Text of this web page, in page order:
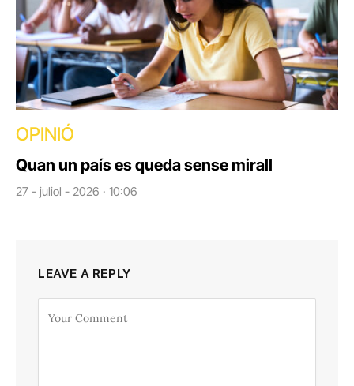
OPINIÓ
Quan un país es queda sense mirall
27 - juliol - 2026 · 10:06
LEAVE A REPLY